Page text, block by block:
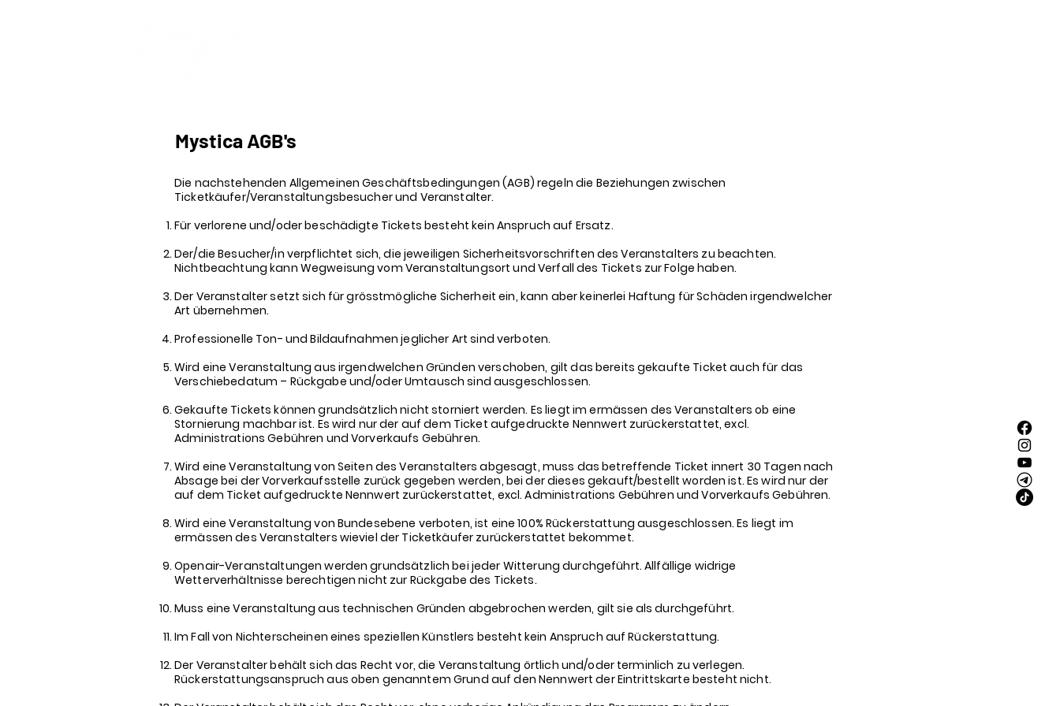
Mystica AGB's
Die nachstehenden Allgemeinen Geschäftsbedingungen (AGB) regeln die Beziehungen zwischen
Ticketkäufer/Veranstaltungsbesucher und Veranstalter.
Für verlorene und/oder beschädigte Tickets besteht kein Anspruch auf Ersatz.
Der/die Besucher/in verpflichtet sich, die jeweiligen Sicherheitsvorschriften des Veranstalters zu beachten.
Nichtbeachtung kann Wegweisung vom Veranstaltungsort und Verfall des Tickets zur Folge haben.
Der Veranstalter setzt sich für grösstmögliche Sicherheit ein, kann aber keinerlei Haftung für Schäden irgendwelcher
Art übernehmen.
Professionelle Ton- und Bildaufnahmen jeglicher Art sind verboten.
Wird eine Veranstaltung aus irgendwelchen Gründen verschoben, gilt das bereits gekaufte Ticket auch für das
Verschiebedatum – Rückgabe und/oder Umtausch sind ausgeschlossen.
Gekaufte Tickets können grundsätzlich nicht storniert werden. Es liegt im ermässen des Veranstalters ob eine
Stornierung machbar ist. Es wird nur der auf dem Ticket aufgedruckte Nennwert zurückerstattet, excl.
Administrations Gebühren und Vorverkaufs Gebühren.
Wird eine Veranstaltung von Seiten des Veranstalters abgesagt, muss das betreffende Ticket innert 30 Tagen nach
Absage bei der Vorverkaufsstelle zurück gegeben werden, bei der dieses gekauft/bestellt worden ist. Es wird nur der
auf dem Ticket aufgedruckte Nennwert zurückerstattet, excl. Administrations Gebühren und Vorverkaufs Gebühren.
Wird eine Veranstaltung von Bundesebene verboten, ist eine 100% Rückerstattung ausgeschlossen. Es liegt im
ermässen des Veranstalters wieviel der Ticketkäufer zurückerstattet bekommet.
Openair-Veranstaltungen werden grundsätzlich bei jeder Witterung durchgeführt. Allfällige widrige
Wetterverhältnisse berechtigen nicht zur Rückgabe des Tickets.
Muss eine Veranstaltung aus technischen Gründen abgebrochen werden, gilt sie als durchgeführt.
Im Fall von Nichterscheinen eines speziellen Künstlers besteht kein Anspruch auf Rückerstattung.
Der Veranstalter behält sich das Recht vor, die Veranstaltung örtlich und/oder terminlich zu verlegen.
Rückerstattungsanspruch aus oben genanntem Grund auf den Nennwert der Eintrittskarte besteht nicht.